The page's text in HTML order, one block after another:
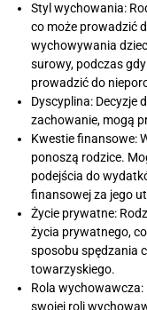
Styl wychowania:
co może prowadzić
wychowywania
surowy, podczas
prowadzić do
Dyscyplina: Decyzje
zachowanie, mogą
Kwestie finansowe:
ponoszą rodzice.
podejścia do
finansowej za jego
Życie prywatne:
życia prywatnego,
sposobu spędzania
towarzyskiego.
Rola wychowawcza:
swojej roli